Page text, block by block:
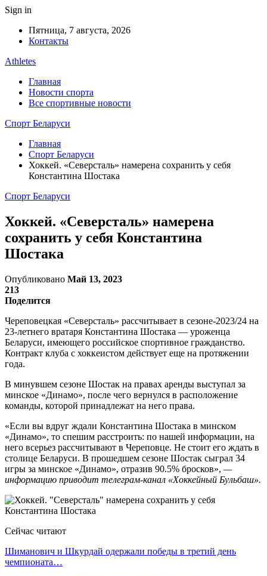
Sign in
Пятница, 7 августа, 2026
Контакты
Athletes
Главная
Новости спорта
Все спортивные новости
Спорт Беларуси
Главная
Спорт Беларуси
Хоккей. «Северсталь» намерена сохранить у себя
Константина Шостака
Спорт Беларуси
Хоккей. «Северсталь» намерена
сохранить у себя Константина
Шостака
Опубликовано Май 13, 2023
213
Поделится
Череповецкая «Северсталь» рассчитывает в сезоне-2023/24 на
23-летнего вратаря Константина Шостака — уроженца
Беларуси, имеющего российское спортивное гражданство.
Контракт клуба с хоккеистом действует еще на протяжении
года.
В минувшем сезоне Шостак на правах аренды выступал за
минское «Динамо», после чего вернулся в расположение
команды, которой принадлежат на него права.
«Если вы вдруг ждали Константина Шостака в минском
«Динамо», то спешим расстроить: по нашей информации, на
него всерьез рассчитывают в Череповце. Не стоит его ждать в
столице Беларуси. В прошедшем сезоне Шостак сыграл 34
игры за минское «Динамо», отразив 90.5% бросков», —
информацию приводит телеграм-канал «Хоккейный Бульбаш».
Сейчас читают
Шиманович и Шкурдай одержали победы в третий день
чемпионата…